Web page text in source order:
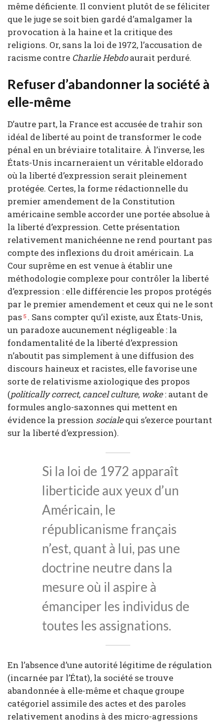
même déficiente. Il convient plutôt de se féliciter
que le juge se soit bien gardé d’amalgamer la
provocation à la haine et la critique des
religions. Or, sans la loi de 1972, l’accusation de
racisme contre Charlie Hebdoaurait perduré.
Refuser d’abandonner la société à
elle-même
D’autre part, la France est accusée de trahir son
idéal de liberté au point de transformer le code
pénal en un bréviaire totalitaire. À l’inverse, les
États-Unis incarneraient un véritable eldorado
où la liberté d’expression serait pleinement
protégée. Certes, la forme rédactionnelle du
premier amendement de la Constitution
américaine semble accorder une portée absolue à
la liberté d’expression. Cette présentation
relativement manichéenne ne rend pourtant pas
compte des inflexions du droit américain. La
Cour suprême en est venue à établir une
méthodologie complexe pour contrôler la liberté
d’expression : elle différencie les propos protégés
par le premier amendement et ceux qui ne le sont
pas 5 . Sans compter qu’il existe, aux États-Unis,
un paradoxe aucunement négligeable : la
fondamentalité de la liberté d’expression
n’aboutit pas simplement à une diffusion des
discours haineux et racistes, elle favorise une
sorte de relativisme axiologique des propos
(politically correct, cancel culture, woke: autant de
formules anglo-saxonnes qui mettent en
évidence la pression socialequi s’exerce pourtant
sur la liberté d’expression).
Si la loi de 1972 apparaît
liberticide aux yeux d’un
Américain, le
républicanisme français
n’est, quant à lui, pas une
doctrine neutre dans la
mesure où il aspire à
émanciper les individus de
toutes les assignations.
En l’absence d’une autorité légitime de régulation
(incarnée par l’État), la société se trouve
abandonnée à elle-même et chaque groupe
catégoriel assimile des actes et des paroles
relativement anodins à des micro-agressions